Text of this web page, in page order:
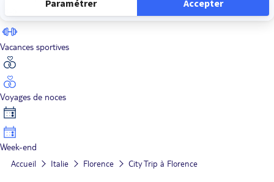
Vacances sportives
Voyages de noces
Week-end
Accueil Italie Florence City Trip à Florence